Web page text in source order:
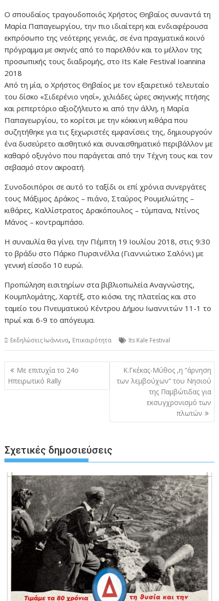
Ο σπουδαίος τραγουδοποιός Χρήστος Θηβαίος συναντά τη
Μαρία Παπαγεωργίου, την πιο ιδιαίτερη και ενδιαφέρουσα
εκπρόσωπο της νεότερης γενιάς, σε ένα πραγματικά κοινό
πρόγραμμα με σκηνές από το παρελθόν και το μέλλον της
προσωπικής τους διαδρομής, στο Its Kale Festival Ioannina
2018
Από τη μία, ο Χρήστος Θηβαίος με τον εξαιρετικό τελευταίο
του δίσκο «Σιδερένιο νησί», χιλιάδες ώρες σκηνικής πτήσης
και ρεπερτόριο αξιοζήλευτο κι από την άλλη, η Μαρία
Παπαγεωργίου, το κορίτσι με την κόκκινη κιθάρα που
συζητήθηκε για τις ξεχωριστές εμφανίσεις της, δημιουργούν
ένα δυσεύρετο αισθητικό και συναισθηματικό περιβάλλον με
καθαρό οξυγόνο που παράγεται από την Τέχνη τους και τον
σεβασμό στον ακροατή.
Συνοδοιπόροι σε αυτό το ταξίδι οι επί χρόνια συνεργάτες
τους Μάξιμος Δράκος – πιάνο, Σταύρος Ρουμελιώτης –
κιθάρες, Καλλίστρατος Δρακόπουλος – τύμπανα, Ντίνος
Μάνος – κοντραμπάσο.
Η συναυλία θα γίνει την Πέμπτη 19 Ιουλίου 2018, στις 9:30
το βράδυ στο Πάρκο Πυρσινέλλα (Γιαννιώτικο Σαλόνι) με
γενική είσοδο 10 ευρώ.
Προπώληση εισιτηρίων στα βιβλιοπωλεία Αναγνώστης,
Κουμπλομάτης, Χαρτέξ, στο κιόσκι της πλατείας και στο
ταμείο του Πνευματικού Κέντρου Δήμου Ιωαννιτών 11-1 το
πρωί και 6-9 το απόγευμα.
Εκδηλώσεις Ιωάννινα, Επικαιρότητα Its Kale Festival
Πλοήγηση
άρθρων
Με επιτυχία το 24ο
Ηπειρωτικό Rally
Κ.Γκέκας-Μύθος ,η “άρνηση
των λεμβούχων” του Νησιού
της Παμβώτιδας για
εκσυγχρονισμό των
πλωτών
Σχετικές δημοσιεύσεις